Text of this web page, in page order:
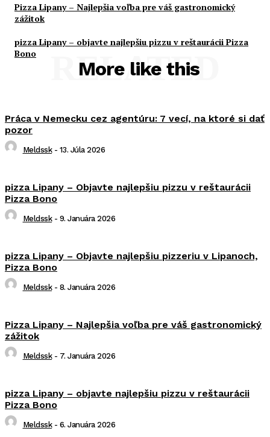
Pizza Lipany – Najlepšia voľba pre váš gastronomický
zážitok
pizza Lipany – objavte najlepšiu pizzu v reštaurácii Pizza
Bono
More like this
RELATED
Práca v Nemecku cez agentúru: 7 vecí, na ktoré si dať
pozor
Meldssk - 13. Júla 2026
pizza Lipany – Objavte najlepšiu pizzu v reštaurácii
Pizza Bono
Meldssk - 9. Januára 2026
pizza Lipany – Objavte najlepšiu pizzeriu v Lipanoch,
Pizza Bono
Meldssk - 8. Januára 2026
Pizza Lipany – Najlepšia voľba pre váš gastronomický
zážitok
Meldssk - 7. Januára 2026
pizza Lipany – objavte najlepšiu pizzu v reštaurácii
Pizza Bono
Meldssk - 6. Januára 2026